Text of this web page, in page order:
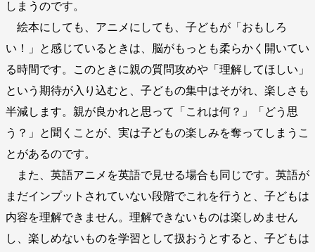
しまうのです。
絵本にしても、アニメにしても、子どもが「おもしろ
い！」と感じているときは、脳がもっとも柔らかく開いてい
る時間です。このときに親の質問攻めや「理解してほしい」
という期待が入り込むと、子どもの集中はそがれ、楽しさも
半減します。親が良かれと思って「これは何？」「どう思
う？」と聞くことが、実は子どもの楽しみを奪ってしまうこ
とがあるのです。
また、英語アニメを英語で見せる場合も同じです。英語が
まだインプットされていない段階でこれを行うと、子どもは
内容を理解できません。理解できないものは楽しめません
し、楽しめないものを学習として扱おうとすると、子どもは